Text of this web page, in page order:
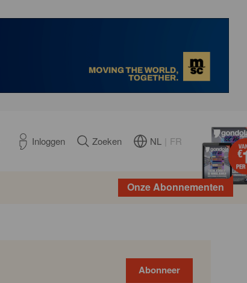
Inloggen Zoeken NL FR
Onze Abonnementen
Abonneer